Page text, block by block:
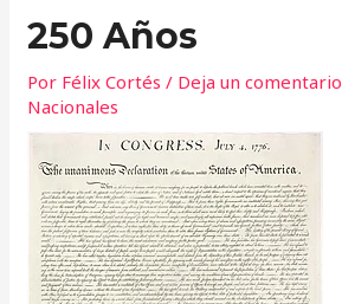
250 Años
Por Félix Cortés/ Deja un comentario
Nacionales